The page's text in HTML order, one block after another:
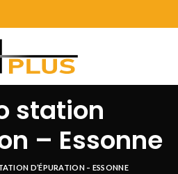
station
– Essonne
D’ÉPURATION – ESSONNE